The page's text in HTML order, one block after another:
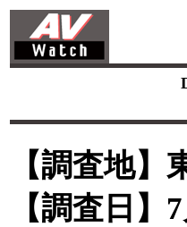
【調査地
【調査日】